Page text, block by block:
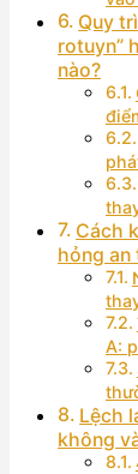
Quy
rotuyn”
nào?
Cách
hỏng an
A:
Lệch
không